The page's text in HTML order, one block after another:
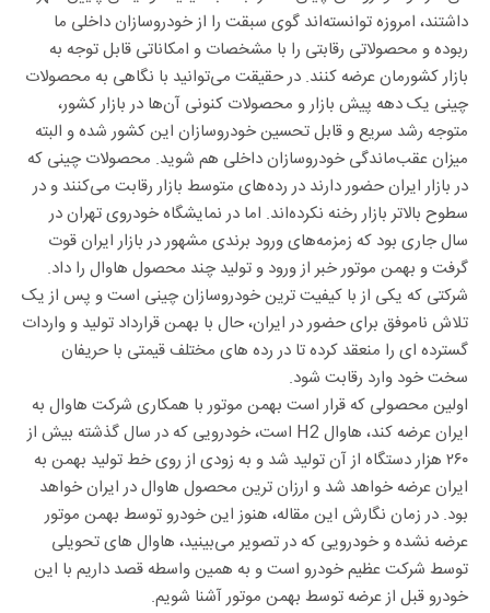
داشتند، امروزه توانسته‌اند گوی سبقت را از خودروسازان داخلی ما
ربوده و محصولاتی رقابتی را با مشخصات و امکاناتی قابل توجه به
بازار کشورمان عرضه کنند. در حقیقت می‌توانید با نگاهی به محصولات
چینی یک دهه پیش بازار و محصولات کنونی آن‌ها در بازار کشور،
متوجه رشد سریع و قابل تحسین خودروسازان این کشور شده و البته
میزان عقب‌ماندگی خودروسازان داخلی هم شوید. محصولات چینی که
در بازار ایران حضور دارند در رده‌های متوسط بازار رقابت می‌کنند و در
سطوح بالاتر بازار رخنه نکرده‌اند. اما در نمایشگاه خودروی تهران در
سال جاری بود که زمزمه‌های ورود برندی مشهور در بازار ایران قوت
گرفت و بهمن موتور خبر از ورود و تولید چند محصول هاوال را داد.
شرکتی که یکی از با کیفیت ترین خودروسازان چینی است و پس از یک
تلاش ناموفق برای حضور در ایران، حال با بهمن قرارداد تولید و واردات
گسترده ای را منعقد کرده تا در رده های مختلف قیمتی با حریفان
سخت خود وارد رقابت شود.
اولین محصولی که قرار است بهمن موتور با همکاری شرکت هاوال به
ایران عرضه کند، هاوال H2 است، خودرویی که در سال گذشته بیش از
۲۶۰ هزار دستگاه از آن تولید شد و به زودی از روی خط تولید بهمن به
ایران عرضه خواهد شد و ارزان ترین محصول هاوال در ایران خواهد
بود. در زمان نگارش این مقاله، هنوز این خودرو توسط بهمن موتور
عرضه نشده و خودرویی که در تصویر می‌بینید، هاوال های تحویلی
توسط شرکت عظیم خودرو است و به همین واسطه قصد داریم با این
خودرو قبل از عرضه توسط بهمن موتور آشنا شویم.